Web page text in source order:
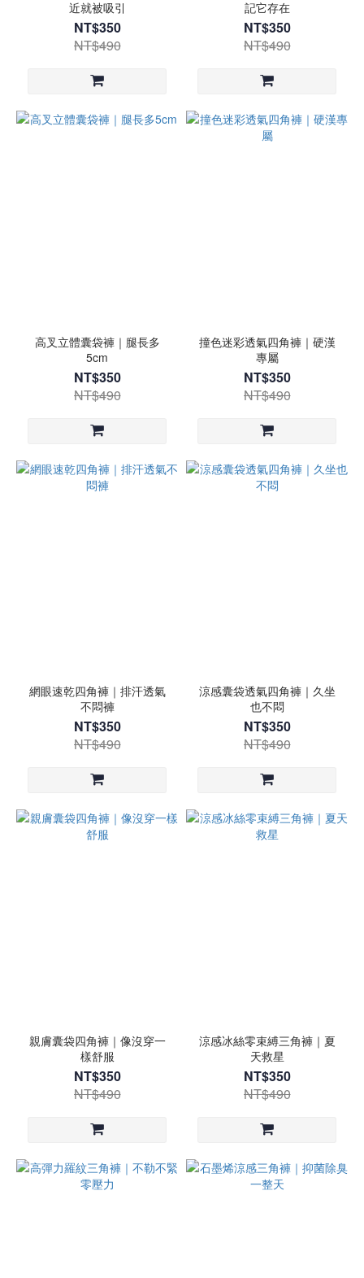
近就被吸引
NT$350
NT$490
記它存在
NT$350
NT$490
高叉立體囊袋褲｜腿長多
5cm
NT$350
NT$490
撞色迷彩透氣四角褲｜硬漢
專屬
NT$350
NT$490
網眼速乾四角褲｜排汗透氣
不悶褲
NT$350
NT$490
涼感囊袋透氣四角褲｜久坐
也不悶
NT$350
NT$490
親膚囊袋四角褲｜像沒穿一
樣舒服
NT$350
NT$490
涼感冰絲零束縛三角褲｜夏
天救星
NT$350
NT$490